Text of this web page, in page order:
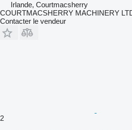
Irlande, Courtmacsherry
COURTMACSHERRY MACHINERY
Contacter le vendeur
2